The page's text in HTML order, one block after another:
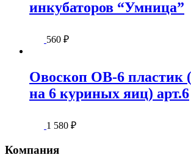
инкубаторов “Умница”
560 ₽
Овоскоп ОВ-6 пластик
на 6 куриных яиц) арт.6
1 580 ₽
Компания